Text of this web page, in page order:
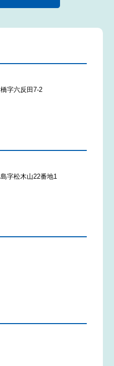
字六反田7-2
字松木山22番地1